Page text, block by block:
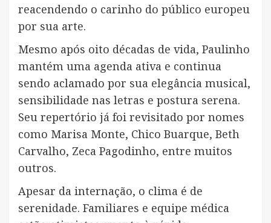
reacendendo o carinho do público europeu
por sua arte.
Mesmo após oito décadas de vida, Paulinho
mantém uma agenda ativa e continua
sendo aclamado por sua elegância musical,
sensibilidade nas letras e postura serena.
Seu repertório já foi revisitado por nomes
como Marisa Monte, Chico Buarque, Beth
Carvalho, Zeca Pagodinho, entre muitos
outros.
Apesar da internação, o clima é de
serenidade. Familiares e equipe médica